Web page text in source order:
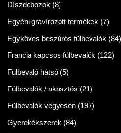
Díszdobozok (8)
Egyéni gravírozott termékek (7)
Egyköves beszúrós fülbevalók (84)
Francia kapcsos fülbevalók (122)
Fülbevaló hátsó (5)
Fülbevalók / akasztós (21)
Fülbevalók vegyesen (197)
Gyerekékszerek (84)